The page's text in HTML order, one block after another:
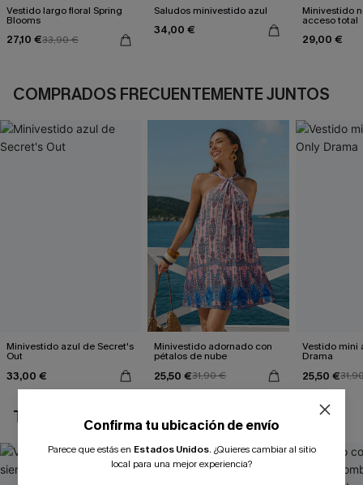
Vestido largo floral Spring
Blooms
27,10 €33,90 €
Saludos minivestido azul
34,00 €
Minivestido
acceso total
29,00 €
COMPRADOS FRECUENTEMENTE JUNTOS
Minivestido azul de Secret's
Out
33,00 €
Minivestido adornado con
pétalos de nube
25,50 €31,90 €
Vestido mini
Drama
25,50 €
TAMBIÉN TE PUEDE GUSTAR
Confirma tu ubicación de envío
Parece que estás en Estados Unidos. ¿Quieres cambiar al sitio
local para una mejor experiencia?